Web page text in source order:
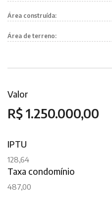
Área construída:
Área de terreno:
Valor
R$ 1.250.000,00
IPTU
128,64
Taxa condomínio
487,00